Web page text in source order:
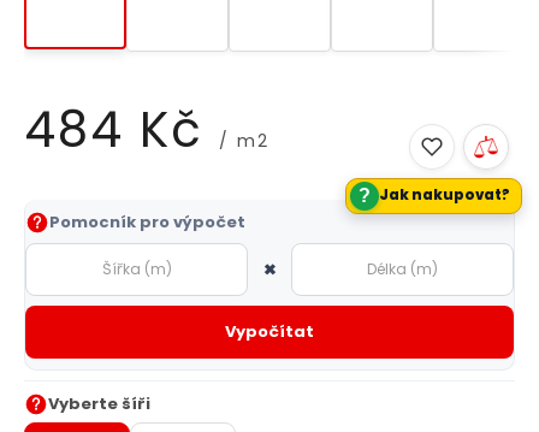
484 Kč / m2
Měrná
cena:
Pomocník pro výpočet
×
Vypočítat
Vyberte šíři
? Jak nakupovat?